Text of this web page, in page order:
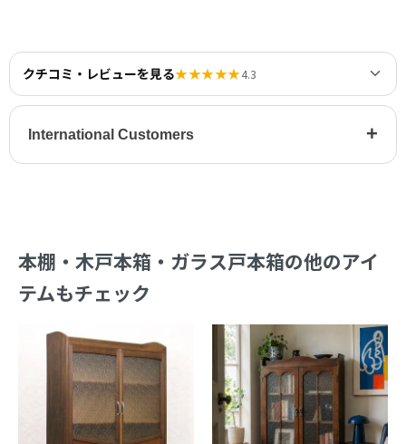
クチコミ・レビューを見る★★★★★4.3
International Customers +
本棚・木戸本箱・ガラス戸本箱の他のアイ
テムもチェック